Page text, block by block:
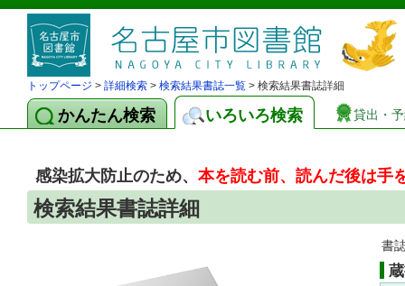
トップページ > 詳細検索 > 検索結果書誌一覧 > 検索結果書誌詳細
かんたん検索 いろいろ検索 貸出・
感染拡大防止のため、本を読む前、読んだ後は手
検索結果書誌詳細
書